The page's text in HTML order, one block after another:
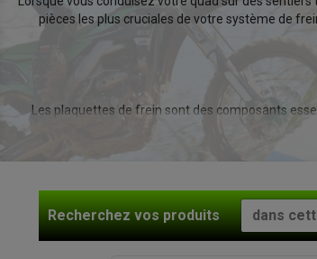
pièces les plus cruciales de votre système de
Les plaquettes de frein sont des composants
, créant ainsi une friction qui ralentit
Recherchezvos produits